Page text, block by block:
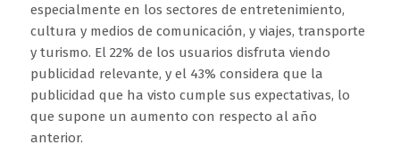
especialmente en los sectores de entretenimiento,
cultura y medios de comunicación, y viajes, transporte
y turismo. El 22% de los usuarios disfruta viendo
publicidad relevante, y el 43% considera que la
publicidad que ha visto cumple sus expectativas, lo
que supone un aumento con respecto al año
anterior.